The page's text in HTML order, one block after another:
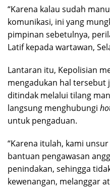
“Karena kalau sudah
komunikasi, ini yang
pimpinan sebetulnya,
Latif kepada wartawan,
Lantaran itu, Kepolisian
mengadukan hal tersebut
ditindak melalui tilang
langsung menghubungi
untuk pengaduan.
“Karena itulah, kami
bantuan pengawasan
penindakan, sehingga
kewenangan, melanggar